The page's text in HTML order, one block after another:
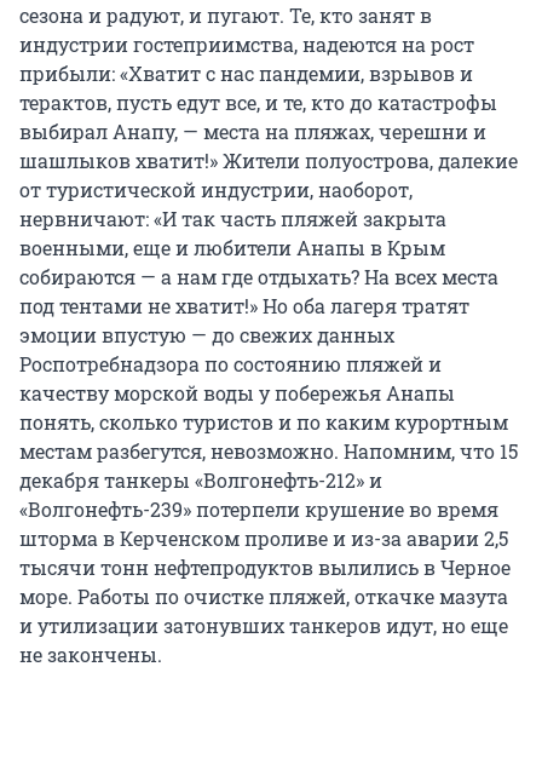
сезона и радуют, и пугают. Те, кто занят в
индустрии гостеприимства, надеются на рост
прибыли: «Хватит с нас пандемии, взрывов и
терактов, пусть едут все, и те, кто до катастрофы
выбирал Анапу, — места на пляжах, черешни и
шашлыков хватит!» Жители полуострова, далекие
от туристической индустрии, наоборот,
нервничают: «И так часть пляжей закрыта
военными, еще и любители Анапы в Крым
собираются — а нам где отдыхать? На всех места
под тентами не хватит!» Но оба лагеря тратят
эмоции впустую — до свежих данных
Роспотребнадзора по состоянию пляжей и
качеству морской воды у побережья Анапы
понять, сколько туристов и по каким курортным
местам разбегутся, невозможно. Напомним, что 15
декабря танкеры «Волгонефть-212» и
«Волгонефть-239» потерпели крушение во время
шторма в Керченском проливе и из-за аварии 2,5
тысячи тонн нефтепродуктов вылились в Черное
море. Работы по очистке пляжей, откачке мазута
и утилизации затонувших танкеров идут, но еще
не закончены.